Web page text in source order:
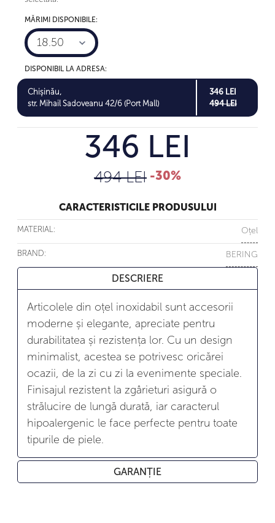
MĂRIMI DISPONIBILE:
18.50
DISPONIBIL LA ADRESA:
Chișinău,
str. Mihail Sadoveanu 42/6 (Port Mall)
346 LEI
494 LEI
346 LEI
494 LEI -30%
CARACTERISTICILE PRODUSULUI
MATERIAL: Oțel
BRAND: BERING
DESCRIERE
Articolele din oțel inoxidabil sunt accesorii
moderne și elegante, apreciate pentru
durabilitatea și rezistența lor. Cu un design
minimalist, acestea se potrivesc oricărei
ocazii, de la zi cu zi la evenimente speciale.
Finisajul rezistent la zgârieturi asigură o
strălucire de lungă durată, iar caracterul
hipoalergenic le face perfecte pentru toate
tipurile de piele.
GARANȚIE